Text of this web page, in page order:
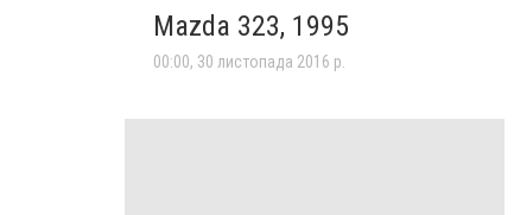
Mazda 323, 1995
00:00, 30 листопада 2016 р.